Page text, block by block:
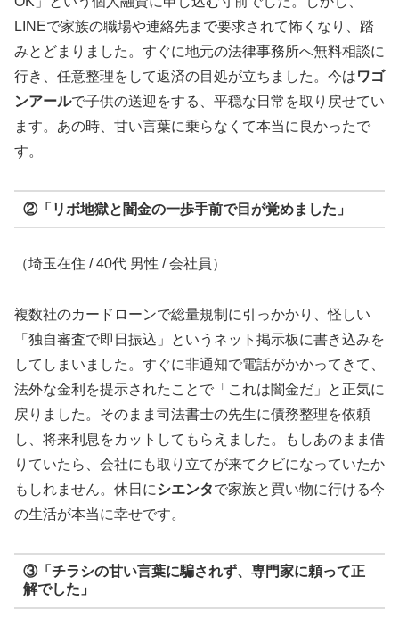
LINEで家族の職場や連絡先まで要求されて怖くなり、踏
みとどまりました。すぐに地元の法律事務所へ無料相談に
行き、任意整理をして返済の目処が立ちました。今はワゴ
ンアールで子供の送迎をする、平穏な日常を取り戻せてい
ます。あの時、甘い言葉に乗らなくて本当に良かったで
す。
②「リボ地獄と闇金の一歩手前で目が覚めました」
（埼玉在住 / 40代 男性 / 会社員）
複数社のカードローンで総量規制に引っかかり、怪しい
「独自審査で即日振込」というネット掲示板に書き込みを
してしまいました。すぐに非通知で電話がかかってきて、
法外な金利を提示されたことで「これは闇金だ」と正気に
戻りました。そのまま司法書士の先生に債務整理を依頼
し、将来利息をカットしてもらえました。もしあのまま借
りていたら、会社にも取り立てが来てクビになっていたか
もしれません。休日にシエンタで家族と買い物に行ける今
の生活が本当に幸せです。
③「チラシの甘い言葉に騙されず、専門家に頼って正
解でした」